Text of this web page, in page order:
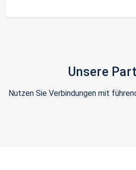
Unsere
Nutzen Sie Verbindungen mit